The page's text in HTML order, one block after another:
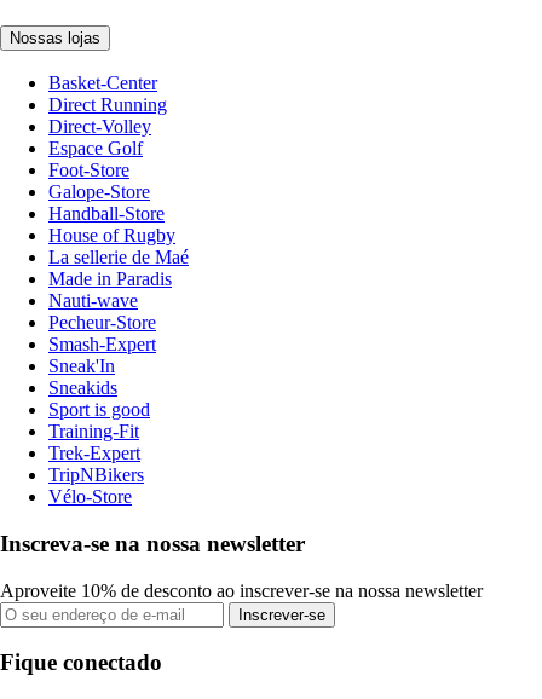
Nossas lojas
Basket-Center
Direct Running
Direct-Volley
Espace Golf
Foot-Store
Galope-Store
Handball-Store
House of Rugby
La sellerie de Maé
Made in Paradis
Nauti-wave
Pecheur-Store
Smash-Expert
Sneak'In
Sneakids
Sport is good
Training-Fit
Trek-Expert
TripNBikers
Vélo-Store
Inscreva-se na nossa newsletter
Aproveite 10% de desconto ao inscrever-se na nossa newsletter
Inscrever-se
Fique conectado